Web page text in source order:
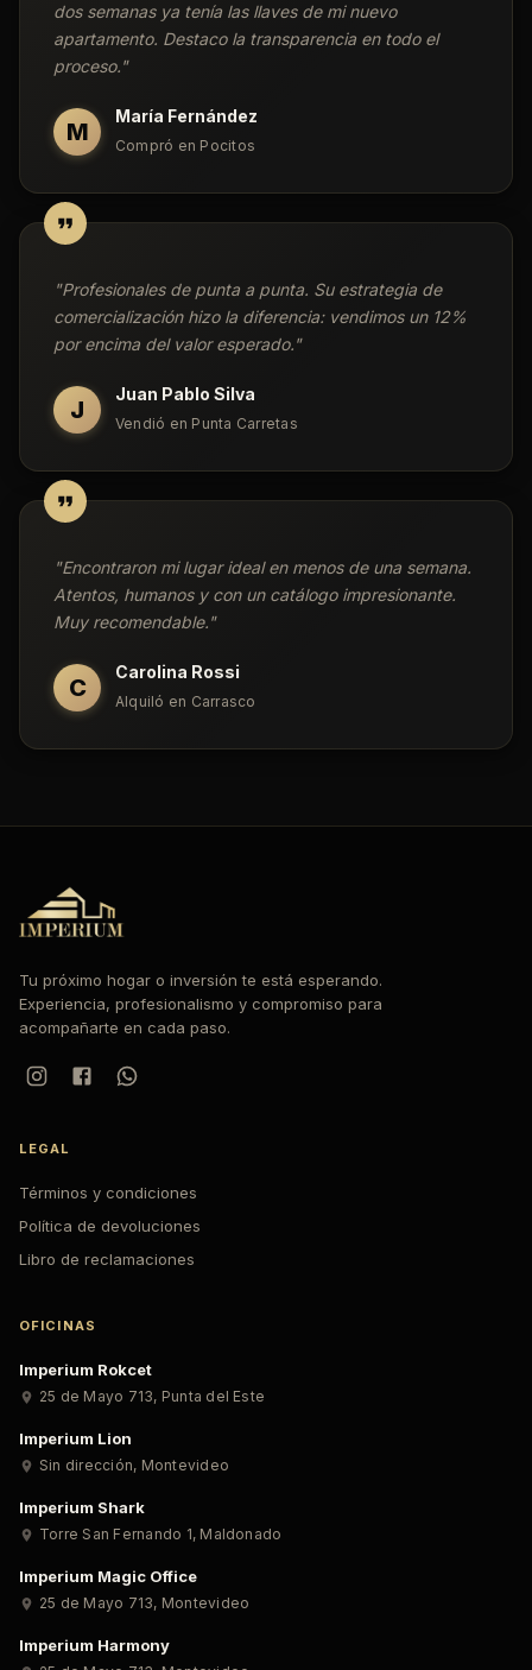
dos semanas ya tenía las llaves de mi nuevo
apartamento. Destaco la transparencia en todo el
proceso."
M
María Fernández
Compró en Pocitos
"Profesionales de punta a punta. Su estrategia de
comercialización hizo la diferencia: vendimos un 12%
por encima del valor esperado."
J
Juan Pablo Silva
Vendió en Punta Carretas
"Encontraron mi lugar ideal en menos de una semana.
Atentos, humanos y con un catálogo impresionante.
Muy recomendable."
C
Carolina Rossi
Alquiló en Carrasco
Tu próximo hogar o inversión te está esperando.
Experiencia, profesionalismo y compromiso para
acompañarte en cada paso.
LEGAL
Términos y condiciones
Política de devoluciones
Libro de reclamaciones
OFICINAS
Imperium Rokcet
25 de Mayo 713, Punta del Este
Imperium Lion
Sin dirección, Montevideo
Imperium Shark
Torre San Fernando 1, Maldonado
Imperium Magic Office
25 de Mayo 713, Montevideo
Imperium Harmony